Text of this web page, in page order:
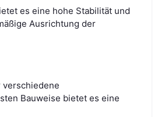
es eine hohe Stabilität und
Ausrichtung der
verschiedene
Bauweise bietet es eine